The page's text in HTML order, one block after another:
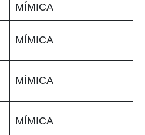
MÍMICA
MÍMICA
MÍMICA
MÍMICA